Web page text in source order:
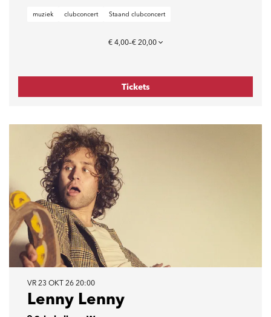
muziek clubconcert Staand clubconcert
€ 4,00–€ 20,00
Tickets
Lenny Lenny
VR 23 OKT 26 20:00